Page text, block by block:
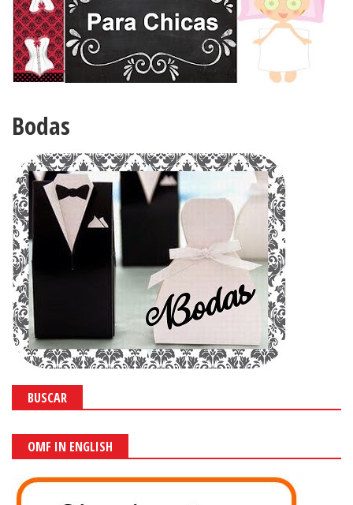
Bodas
BUSCAR
OMF IN ENGLISH